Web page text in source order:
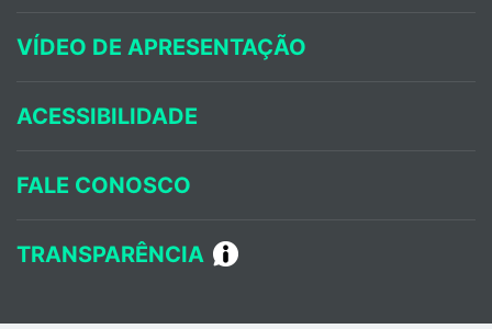
VÍDEO DE APRESENTAÇÃO
ACESSIBILIDADE
FALE CONOSCO
TRANSPARÊNCIA